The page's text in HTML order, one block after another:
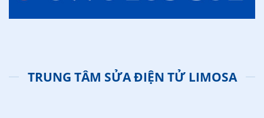
TRUNG TÂM SỬA ĐIỆN TỬ LIMOSA